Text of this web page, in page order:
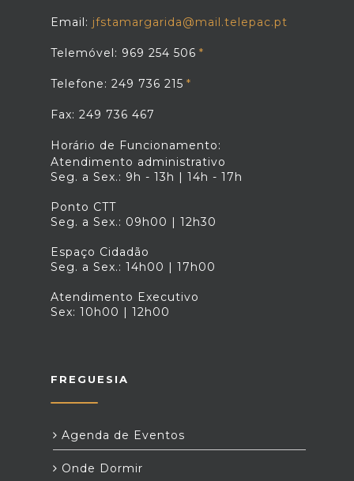
Email: jfstamargarida@mail.telepac.pt
Telemóvel: 969 254 506
Telefone: 249 736 215
Fax: 249 736 467
Horário de Funcionamento:
Atendimento administrativo
Seg. a Sex.: 9h - 13h | 14h - 17h
Ponto CTT
Seg. a Sex.: 09h00 | 12h30
Espaço Cidadão
Seg. a Sex.: 14h00 | 17h00
Atendimento Executivo
Sex: 10h00 | 12h00
FREGUESIA
Agenda de Eventos
Onde Dormir